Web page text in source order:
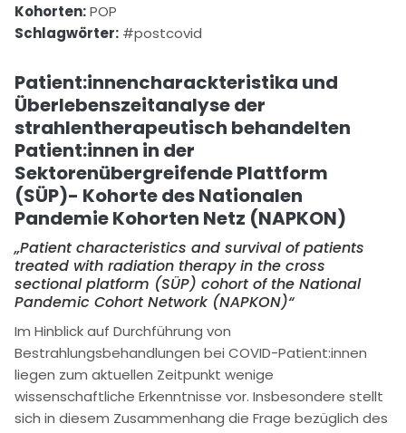
Kohorten:POP
Schlagwörter: #postcovid
Patient:innencharackteristika und
Überlebenszeitanalyse der
strahlentherapeutisch behandelten
Patient:innen in der
Sektorenübergreifende Plattform
(SÜP)- KohortedesNationalen
Pandemie Kohorten Netz (NAPKON)
„Patient characteristics and survival ofpatients
treated with radiation therapy in the cross
sectional platform (SÜP) cohort of the National
Pandemic Cohort Network (NAPKON)“
Im Hinblick auf Durchführung von
Bestrahlungsbehandlungen bei COVID-Patient:innen
liegen zum aktuellen Zeitpunkt wenige
wissenschaftliche Erkenntnisse vor. Insbesondere stellt
sich in diesem Zusammenhang die Frage bezüglich des